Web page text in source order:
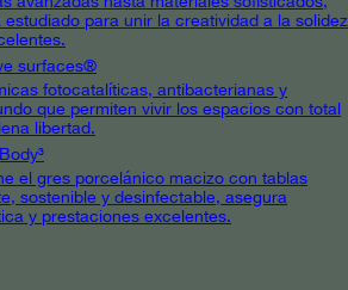
para unir la creatividad a la solidez
surfaces®
fotocatalíticas, antibacterianas y
que permiten vivir los espacios con total
libertad.
el gres porcelánico macizo con tablas
sostenible y desinfectable, asegura
y prestaciones excelentes.